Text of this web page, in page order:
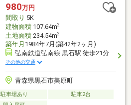
980万円
間取り 5K
建物面積107.64m2
土地面積234.54m2
築年月 1984年7月(築42年2ヶ月)
弘南鉄道弘南線 黒石駅 徒歩21分
その他の交通
青森県黒石市美原町
駐車場あり
駐車2台